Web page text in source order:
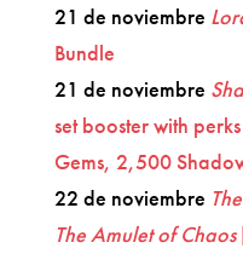
21 de noviembre
Bundle
21 de noviembre
set booster with
Gems, 2,500
22 de noviembre
The Amulet of Chaos